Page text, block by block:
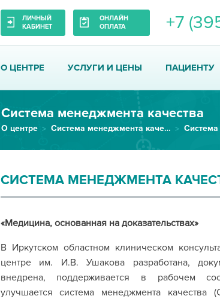
ЛИЧНЫЙ
КАБИНЕТ
ОНЛАЙН
ОПЛАТА
+7
О ЦЕНТРЕ УСЛУГИ И ЦЕНЫ ПАЦИЕНТУ
Система менеджмента качества
О центре Система менеджмента качества ИДЦ
СИСТЕМА МЕНЕДЖМЕНТА
«Медицина, основанная на доказательствах»
В Иркутском областном клиническом
центре им. И.В. Ушакова разработана,
внедрена, поддерживается в рабочем
улучшается система менеджмента качества